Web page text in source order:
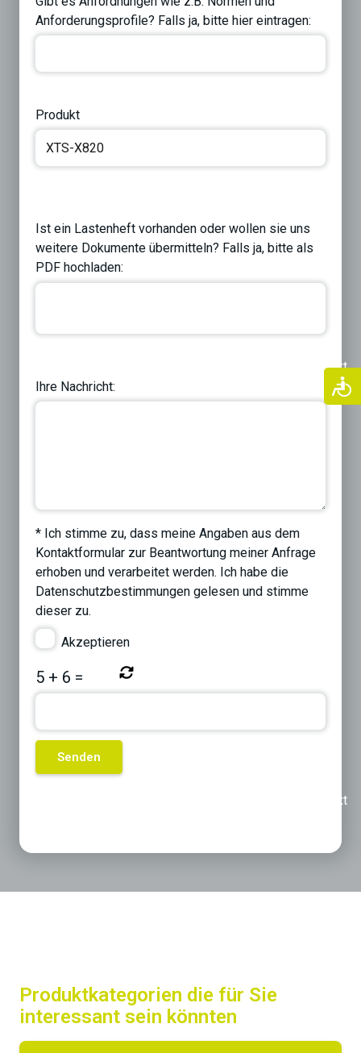
Anforderungsprofile? Falls ja, bitte hier eintragen:
Produkt
Ist ein Lastenheft vorhanden oder wollen sie uns
weitere Dokumente übermitteln? Falls ja, bitte als
PDF hochladen:
Next
Ihre Nachricht:
* Ich stimme zu, dass meine Angaben aus dem
Kontaktformular zur Beantwortung meiner Anfrage
erhoben und verarbeitet werden. Ich habe die
Datenschutzbestimmungen gelesen und stimme
dieser zu.
Akzeptieren
5 + 6 =
Next
Produktkategorien die für Sie
interessant sein könnten